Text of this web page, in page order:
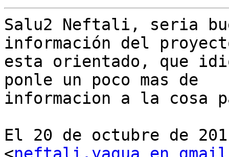
Salu2 Neftali, seria
información del
esta orientado, que
ponle un poco mas de
informacion a la cosa
El 20 de octubre de